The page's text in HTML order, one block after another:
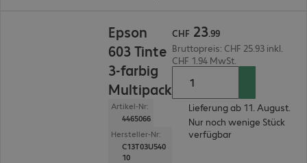
Epson
603 Tinte
3-farbig
Multipack
Artikel-Nr:
4465066
Hersteller-Nr:
C13T03U540
10
CHF 23.99
Bruttopreis: CHF 25.93 inkl.
CHF 1.94 MwSt.
Lieferung ab 11. August.
Nur noch wenige Stück
verfügbar